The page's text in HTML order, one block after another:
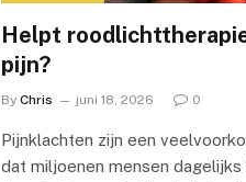
Helpt
pijn?
By Chris juni 18, 2026 0
Pijnklachten zijn een
dat miljoenen mensen dagelijks